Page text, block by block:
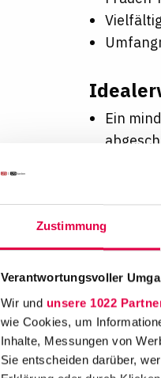
Zustimmung
Verantwortungsvoller
Wir und unsere 1022
wie Cookies, um
Inhalte, Messungen von
Sie entscheiden darüber,
Ein
Die
Wir
sowie
Wenn Sie